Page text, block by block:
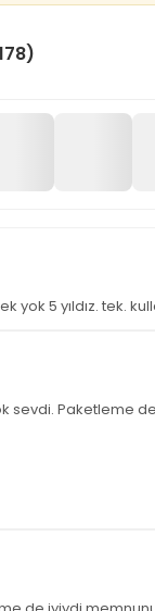
5 yıldız. tek.
sevdi. Paketleme